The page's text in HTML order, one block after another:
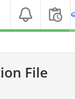
File